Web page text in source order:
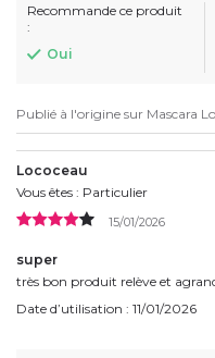
Recommande ce produit
:
Oui
Publié à l'origine sur Mascara
Lococeau
Vous êtes : Particulier
15/01/2026
super
très bon produit relève et
Date d’utilisation : 11/01/2026